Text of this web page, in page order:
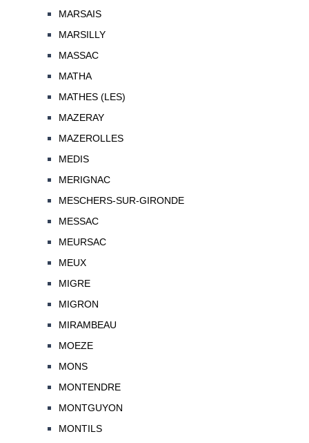
MARSAIS
MARSILLY
MASSAC
MATHA
MATHES (LES)
MAZERAY
MAZEROLLES
MEDIS
MERIGNAC
MESCHERS-SUR-GIRONDE
MESSAC
MEURSAC
MEUX
MIGRE
MIGRON
MIRAMBEAU
MOEZE
MONS
MONTENDRE
MONTGUYON
MONTILS